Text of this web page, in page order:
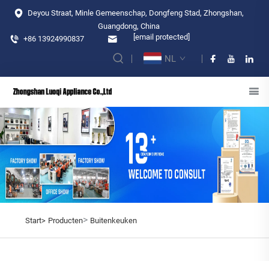
Deyou Straat, Minle Gemeenschap, Dongfeng Stad, Zhongshan,
Guangdong, China
+86 13924990837
[email protected]
NL
Start> Producten> Buitenkeuken